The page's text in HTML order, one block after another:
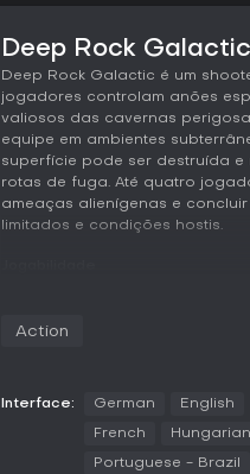
Deep Rock
Deep Rock Galactic é um
jogadores controlam anões
valiosos das cavernas
equipe em ambientes
superfície pode ser destruída
rotas de fuga. Até quatro
ameaças alienígenas e
limitados e condições hostis.
ondas de inimigos antes de
essencial: os jogadores
específicos de cada classe
oferece suporte em combate.
Action
Interface: German English
French Hungarian
Portuguese - Brazil